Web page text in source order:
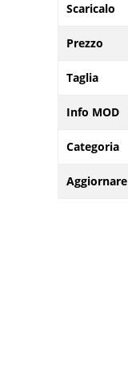
Scaricalo
Prezzo
Taglia
Info MOD
Categoria
Aggiornare